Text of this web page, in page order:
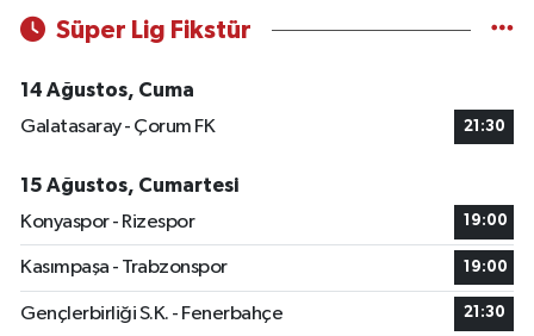
Süper Lig Fikstür
14 Ağustos, Cuma
Galatasaray - Çorum FK
21:30
15 Ağustos, Cumartesi
Konyaspor - Rizespor
19:00
Kasımpaşa - Trabzonspor 19:00
Gençlerbirliği S.K. - Fenerbahçe 21:30